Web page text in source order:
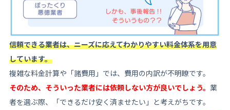
信頼できる業者は、ニーズに応えてわかりやすい料金体系を用意
しています。
複雑な料金計算や「諸費用」では、費用の内訳が不明瞭です。
そのため、そういった業者には依頼しない方が良いでしょう。 業
者を選ぶ際、「できるだけ安く済ませたい」と考えがちです。